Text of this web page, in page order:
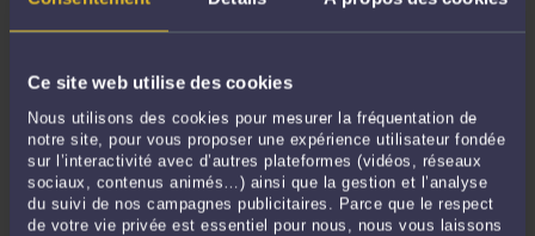
Ce site web utilise des cookies
Nous utilisons des cookies pour mesurer la fréquentation de
notre site, pour vous proposer une expérience utilisateur fondée
sur l’interactivité avec d’autres plateformes (vidéos, réseaux
sociaux, contenus animés…) ainsi que la gestion et l’analyse
du suivi de nos campagnes publicitaires. Parce que le respect
de votre vie privée est essentiel pour nous, nous vous laissons
auprès de son administration et bien évidemment d’en
La protection fonctionnelle est un droit pour tous agents
publics tendant à ce que l’administration les protège contre
les menaces, violences, voies de fait, injures, diffamations ou
outrages dont ils pourraient être victimes à l’occasion de
leurs fonctions, et de réparer, ou prendre en charge leurs frais
de procédure, ou le cas échéant, le préjudice qui en résulte.